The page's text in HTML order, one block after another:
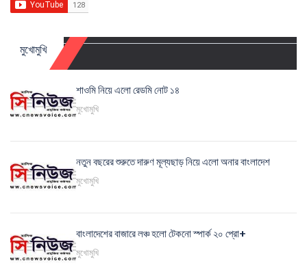
মুখোমুখি
শাওমি নিয়ে এলো রেডমি নোট ১৪
মুখোমুখি
নতুন বছরের শুরুতে দারুণ মূল্যছাড় নিয়ে এলো অনার বাংলাদেশ
মুখোমুখি
বাংলাদেশের বাজারে লঞ্চ হলো টেকনো স্পার্ক ২০ প্রো+
মুখোমুখি